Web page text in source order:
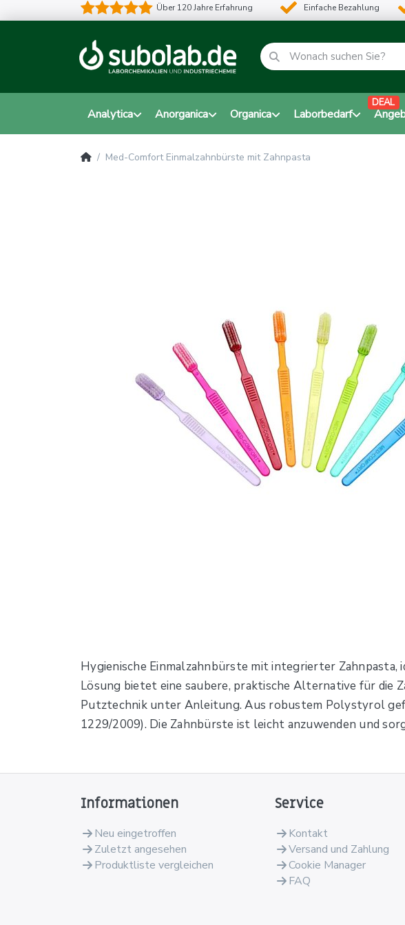
Über 120 Jahre Erfahrung Einfache Bezahlung
Analytica Anorganica Organica Laborbedarf
DEAL
Med-Comfort Einmalzahnbürste mit Zahnpasta
Hygienische Einmalzahnbürste mit integrierter
Lösung bietet eine saubere, praktische Alternative für die
Putztechnik unter Anleitung. Aus robustem Polystyrol
1229/2009). Die Zahnbürste ist leicht anzuwenden und
Informationen
Neu eingetroffen
Zuletzt angesehen
Produktliste vergleichen
Service
Kontakt
Versand und Zahlung
Cookie Manager
FAQ